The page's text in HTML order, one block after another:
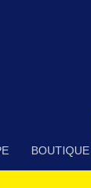
BOUTIQUE